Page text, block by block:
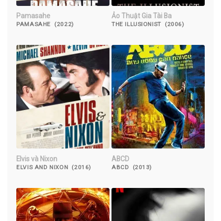
Pamasahe
PAMASAHE (2022)
Ảo Thuật Gia Tài Ba
THE ILLUSIONIST (2006)
Elvis và Nixon
ELVIS AND NIXON (2016)
ABCD
ABCD (2013)